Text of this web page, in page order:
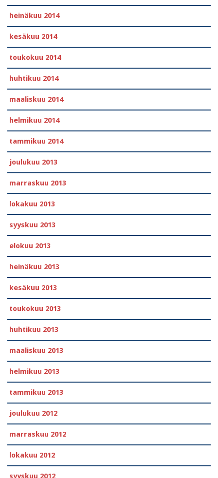
heinäkuu 2014
kesäkuu 2014
toukokuu 2014
huhtikuu 2014
maaliskuu 2014
helmikuu 2014
tammikuu 2014
joulukuu 2013
marraskuu 2013
lokakuu 2013
syyskuu 2013
elokuu 2013
heinäkuu 2013
kesäkuu 2013
toukokuu 2013
huhtikuu 2013
maaliskuu 2013
helmikuu 2013
tammikuu 2013
joulukuu 2012
marraskuu 2012
lokakuu 2012
syyskuu 2012